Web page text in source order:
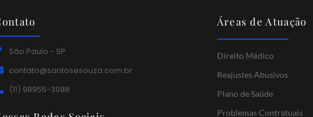
São Paulo - SP
contato@santosesouza.com.br
(11) 98955-3088
Áreas de Atuação
Direito Médico
Reajustes Abusivos
Plano de Saúde
Problemas Contratuais